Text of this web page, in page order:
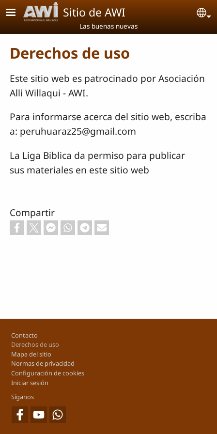
Pasar al contenido principal
Sitio de AWI
Las buenas nuevas
Derechos de uso
Este sitio web es patrocinado por Asociación
Alli Willaqui - AWI.
Para informarse acerca del sitio web, escriba
a: peruhuaraz25@gmail.com
La Liga Biblica da permiso para publicar
sus materiales en este sitio web
Compartir
Footer
Contacto
Derechos de uso
Mapa del sitio
Normas de privacidad
Configuración de cookies
Iniciar sesión
Síganos